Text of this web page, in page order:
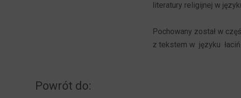
literatury religijnej w
Pochowany został w
z tekstem w języku
Powrót do: